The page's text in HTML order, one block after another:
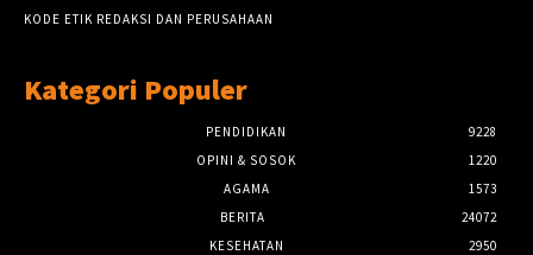
KODE ETIK REDAKSI DAN PERUSAHAAN
Kategori Populer
PENDIDIKAN
9228
OPINI & SOSOK
1220
AGAMA
1573
BERITA
24072
KESEHATAN
2950